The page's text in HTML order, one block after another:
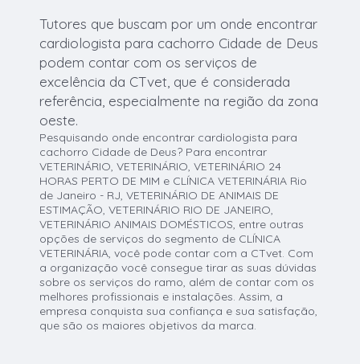
Tutores que buscam por um onde encontrar
cardiologista para cachorro Cidade de Deus
podem contar com os serviços de
excelência da CTvet, que é considerada
referência, especialmente na região da zona
oeste.
Pesquisando onde encontrar cardiologista para
cachorro Cidade de Deus? Para encontrar
VETERINÁRIO, VETERINÁRIO, VETERINÁRIO 24
HORAS PERTO DE MIM e CLÍNICA VETERINÁRIA Rio
de Janeiro - RJ, VETERINÁRIO DE ANIMAIS DE
ESTIMAÇÃO, VETERINÁRIO RIO DE JANEIRO,
VETERINÁRIO ANIMAIS DOMÉSTICOS, entre outras
opções de serviços do segmento de CLÍNICA
VETERINÁRIA, você pode contar com a CTvet. Com
a organização você consegue tirar as suas dúvidas
sobre os serviços do ramo, além de contar com os
melhores profissionais e instalações. Assim, a
empresa conquista sua confiança e sua satisfação,
que são os maiores objetivos da marca.